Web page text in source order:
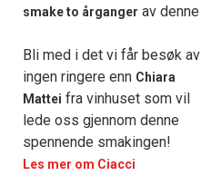
smake to årganger av
Bli med i det vi får besøk av
ingen ringere enn Chiara
Mattei fra vinhuset som vil
lede oss gjennom denne
spennende smakingen!
Les mer om Ciacci